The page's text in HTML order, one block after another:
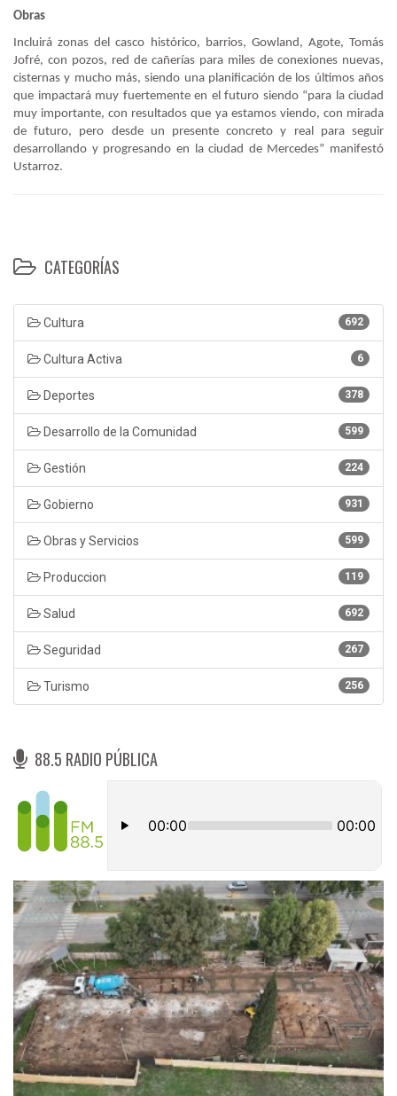
Obras
Incluirá zonas del casco histórico, barrios, Gowland, Agote, Tomás
Jofré, con pozos, red de cañerías para miles de conexiones nuevas,
cisternas y mucho más, siendo una planificación de los últimos años
que impactará muy fuertemente en el futuro siendo “para la ciudad
muy importante, con resultados que ya estamos viendo, con mirada
de futuro, pero desde un presente concreto y real para seguir
desarrollando y progresando en la ciudad de Mercedes” manifestó
Ustarroz.
CATEGORÍAS
692
Cultura
6
Cultura Activa
378
Deportes
599
Desarrollo de la Comunidad
224
Gestión
931
Gobierno
599
Obras y Servicios
119
Produccion
692
Salud
267
Seguridad
256
Turismo
88.5 RADIO PÚBLICA